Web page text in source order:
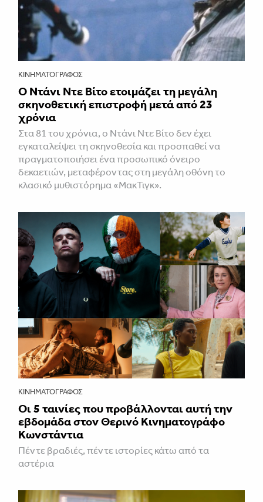
ΚΙΝΗΜΑΤΟΓΡΆΦΟΣ
Ο Ντάνι Ντε Βίτο ετοιμάζει τη μεγάλη
σκηνοθετική επιστροφή μετά από 23
χρόνια
Στα 81 του χρόνια, ο Ντάνι Ντε Βίτο δεν έχει
εγκαταλείψει τη σκηνοθεσία και προσπαθεί να
πραγματοποιήσει ένα προσωπικό όνειρο
δεκαετιών, μεταφέροντας στη μεγάλη οθόνη το
κλασικό μυθιστόρημα «ΜακΤιγκ».
ΚΙΝΗΜΑΤΟΓΡΆΦΟΣ
Οι 5 ταινίες που προβάλλονται αυτή την
εβδομάδα στον Θερινό Κινηματογράφο
Κωνστάντια
Πέντε βραδιές, πέντε ιστορίες κάτω από τα
αστέρια